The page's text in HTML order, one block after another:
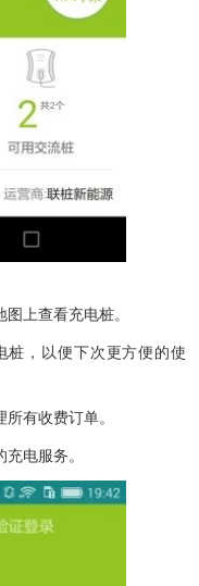
上查看充电桩。
桩，以便下次更方便的使
有收费订单。
电服务。